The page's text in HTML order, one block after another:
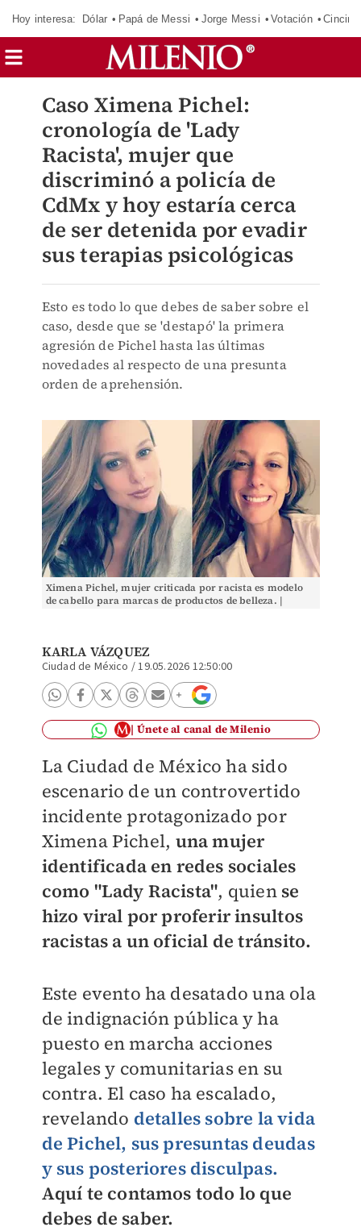
Hoy interesa: Dólar Papá de Messi Jorge Messi Votación
Caso Ximena Pichel:
cronología de 'Lady
Racista', mujer que
discriminó a policía de
CdMx y hoy estaría cerca
de ser detenida por evadir
sus terapias psicológicas
Esto es todo lo que debes de saber sobre el
caso, desde que se 'destapó' la primera
agresión de Pichel hasta las últimas
novedades al respecto de una presunta
orden de aprehensión.
Ximena Pichel, mujer criticada por racista es modelo
de cabello para marcas de productos de belleza. |
KARLA VÁZQUEZ
Ciudad de México /19.05.2026 12:50:00
Únete al canal de Milenio
La Ciudad de México ha sido
escenario de un controvertido
incidente protagonizado por
Ximena Pichel, una mujer
identificada en redes sociales
como "Lady Racista", quien se
hizo viral por proferir insultos
racistas a un oficial de tránsito.
Este evento ha desatado una ola
de indignación pública y ha
puesto en marcha acciones
legales y comunitarias en su
contra. El caso ha escalado,
revelando detalles sobre la vida
de Pichel, sus presuntas deudas
y sus posteriores disculpas.
Aquí te contamos todo lo que
debes de saber.